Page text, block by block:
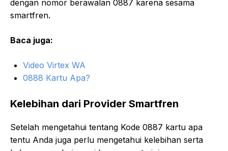
dengan nomor berawalan 0887 karena sesama
smartfren.
Baca juga:
Video Virtex WA
0888 Kartu Apa?
Kelebihan dari Provider Smartfren
Setelah mengetahui tentang Kode 0887 kartu apa
tentu Anda juga perlu mengetahui kelebihan serta